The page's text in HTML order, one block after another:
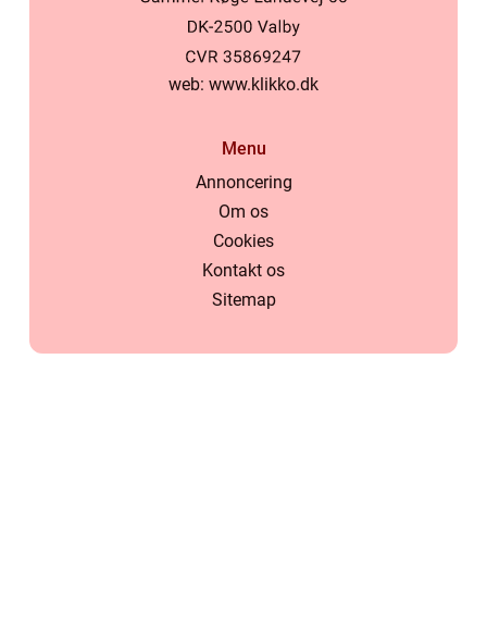
web: www.klikko.dk
Menu
Annoncering
Om os
Cookies
Kontakt os
Sitemap